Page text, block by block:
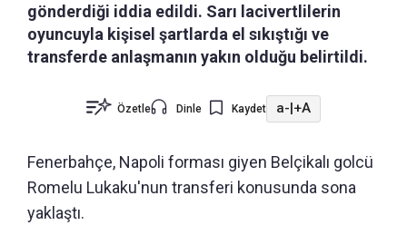
gönderdiği iddia edildi. Sarı lacivertlilerin
oyuncuyla kişisel şartlarda el sıkıştığı ve
transferde anlaşmanın yakın olduğu belirtildi.
Özetle Dinle Kaydet a-|+A
Fenerbahçe, Napoli forması giyen Belçikalı golcü
Romelu Lukaku'nun transferi konusunda sona
yaklaştı.